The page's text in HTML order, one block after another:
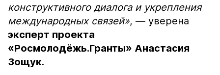
конструктивного диалога и укрепления
международных связей», — уверена
эксперт проекта
«Росмолодёжь.Гранты» Анастасия
Зощук.